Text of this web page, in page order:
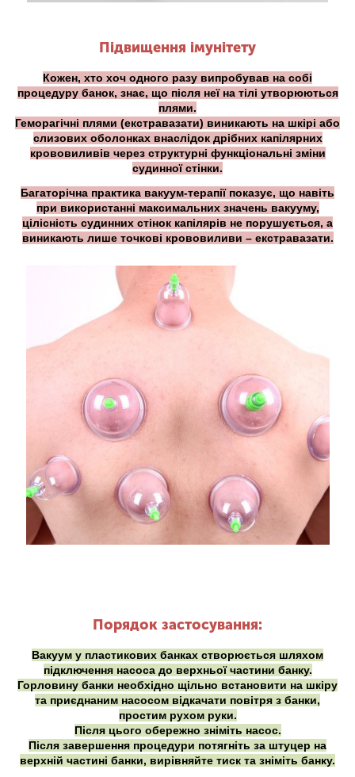
Підвищення імунітету
Кожен, хто хоч одного разу випробував на собі
процедуру банок, знає, що після неї на тілі утворюються
плями.
Геморагічні плями (екстравазати) виникають на шкірі або
слизових оболонках внаслідок дрібних капілярних
крововиливів через структурні функціональні зміни
судинної стінки.
Багаторічна практика вакуум-терапії показує, що навіть
при використанні максимальних значень вакууму,
цілісність судинних стінок капілярів не порушується, а
виникають лише точкові крововиливи – екстравазати.
Порядок застосування:
Вакуум у пластикових банках створюється шляхом
підключення насоса до верхньої частини банку.
Горловину банки необхідно щільно встановити на шкіру
та приєднаним насосом відкачати повітря з банки,
простим рухом руки.
Після цього обережно зніміть насос.
Після завершення процедури потягніть за штуцер на
верхній частині банки, вирівняйте тиск та зніміть банку.